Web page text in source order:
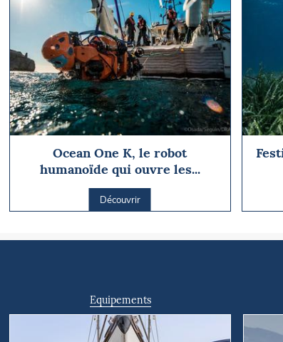
Ocean One K, le robot
humanoïde qui ouvre les...
Découvrir
Equipements